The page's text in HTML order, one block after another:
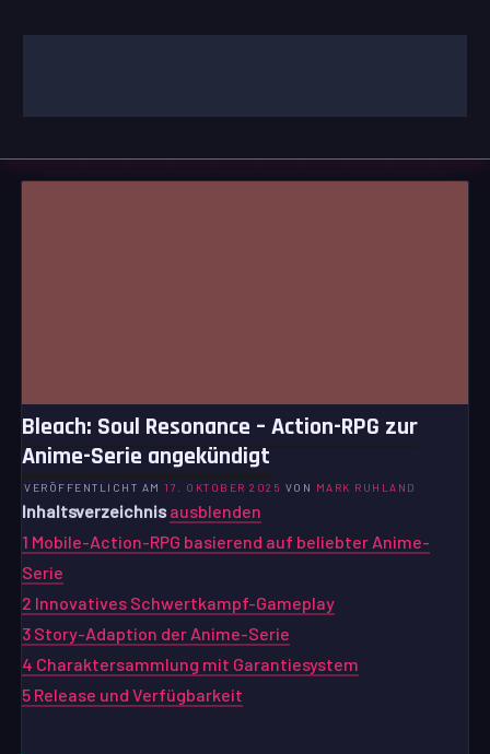
Inhalt
Bleach: Soul Resonance – Action-RPG zur
Anime-Serie angekündigt
VERÖFFENTLICHT AM 17. OKTOBER 2025 VON MARK RUHLAND
Inhaltsverzeichnis ausblenden
1 Mobile-Action-RPG basierend auf beliebter Anime-
Serie
2 Innovatives Schwertkampf-Gameplay
3 Story-Adaption der Anime-Serie
4 Charaktersammlung mit Garantiesystem
5 Release und Verfügbarkeit